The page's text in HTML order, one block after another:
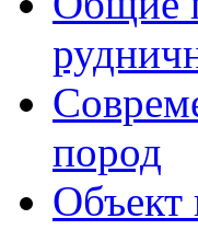
пород
Объект